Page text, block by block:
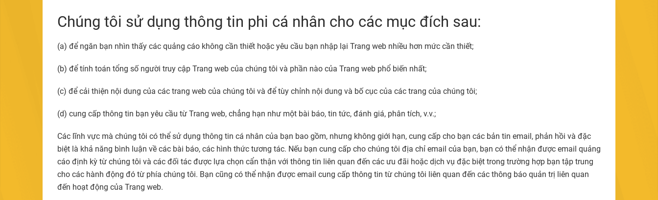
Chúng tôi sử dụng thông tin phi cá nhân cho các mục đích sau:
(a) để ngăn bạn nhìn thấy các quảng cáo không cần thiết hoặc yêu cầu bạn nhập lại Trang web nhiều hơn mức cần thiết;
(b) để tính toán tổng số người truy cập Trang web của chúng tôi và phần nào của Trang web phổ biến nhất;
(c) để cải thiện nội dung của các trang web của chúng tôi và để tùy chỉnh nội dung và bố cục của các trang của chúng tôi;
(d) cung cấp thông tin bạn yêu cầu từ Trang web, chẳng hạn như một bài báo, tin tức, đánh giá, phân tích, v.v.;
Các lĩnh vực mà chúng tôi có thể sử dụng thông tin cá nhân của bạn bao gồm, nhưng không giới hạn, cung cấp cho bạn các bản tin email, phản hồi và đặc
biệt là khả năng bình luận về các bài báo, các hình thức tương tác. Nếu bạn cung cấp cho chúng tôi địa chỉ email của bạn, bạn có thể nhận được email quảng
cáo định kỳ từ chúng tôi và các đối tác được lựa chọn cẩn thận với thông tin liên quan đến các ưu đãi hoặc dịch vụ đặc biệt trong trường hợp bạn tập trung
cho các hành động đó từ phía chúng tôi. Bạn cũng có thể nhận được email cung cấp thông tin từ chúng tôi liên quan đến các thông báo quản trị liên quan
đến hoạt động của Trang web.